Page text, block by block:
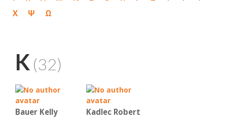
Χ
Ψ Ω
K (32)
Bauer Kelly Kadlec Robert